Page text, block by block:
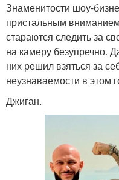
Знаменитости шоу-
пристальным
стараются следить за
на камеру безупречно.
них решил взяться за
неузнаваемости в этом
Джиган.